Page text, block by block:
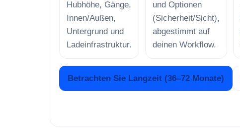
Hubhöhe, Gänge,
Innen/Außen,
Untergrund und
Ladeinfrastruktur.
und Optionen
(Sicherheit/Sicht),
abgestimmt auf
deinen Workflow.
Betrachten Sie Langzeit (36–72 Monate)